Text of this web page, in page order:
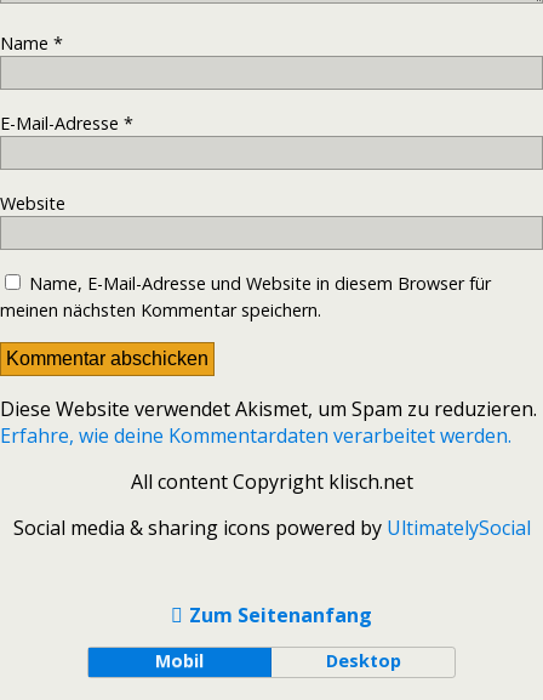
Name *
E-Mail-Adresse *
Website
Name, E-Mail-Adresse und Website in diesem Browser für
meinen nächsten Kommentar speichern.
Diese Website verwendet Akismet, um Spam zu reduzieren.
Erfahre, wie deine Kommentardaten verarbeitet werden.
All content Copyright klisch.net
Social media & sharing icons powered by UltimatelySocial
Zum Seitenanfang
Mobil Desktop